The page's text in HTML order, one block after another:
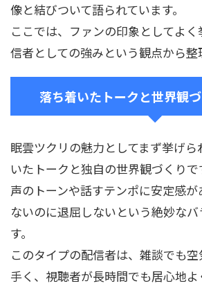
像と結びついて語られています。
ここでは、ファンの印象としてよ
信者としての強みという観点から整
落ち着いたトークと世界観
眠雲ツクリの魅力としてまず挙げ
いたトークと独自の世界観づくりで
声のトーンや話すテンポに安定感
ないのに退屈しないという絶妙な
す。
このタイプの配信者は、雑談でも
手く、視聴者が長時間でも居心地